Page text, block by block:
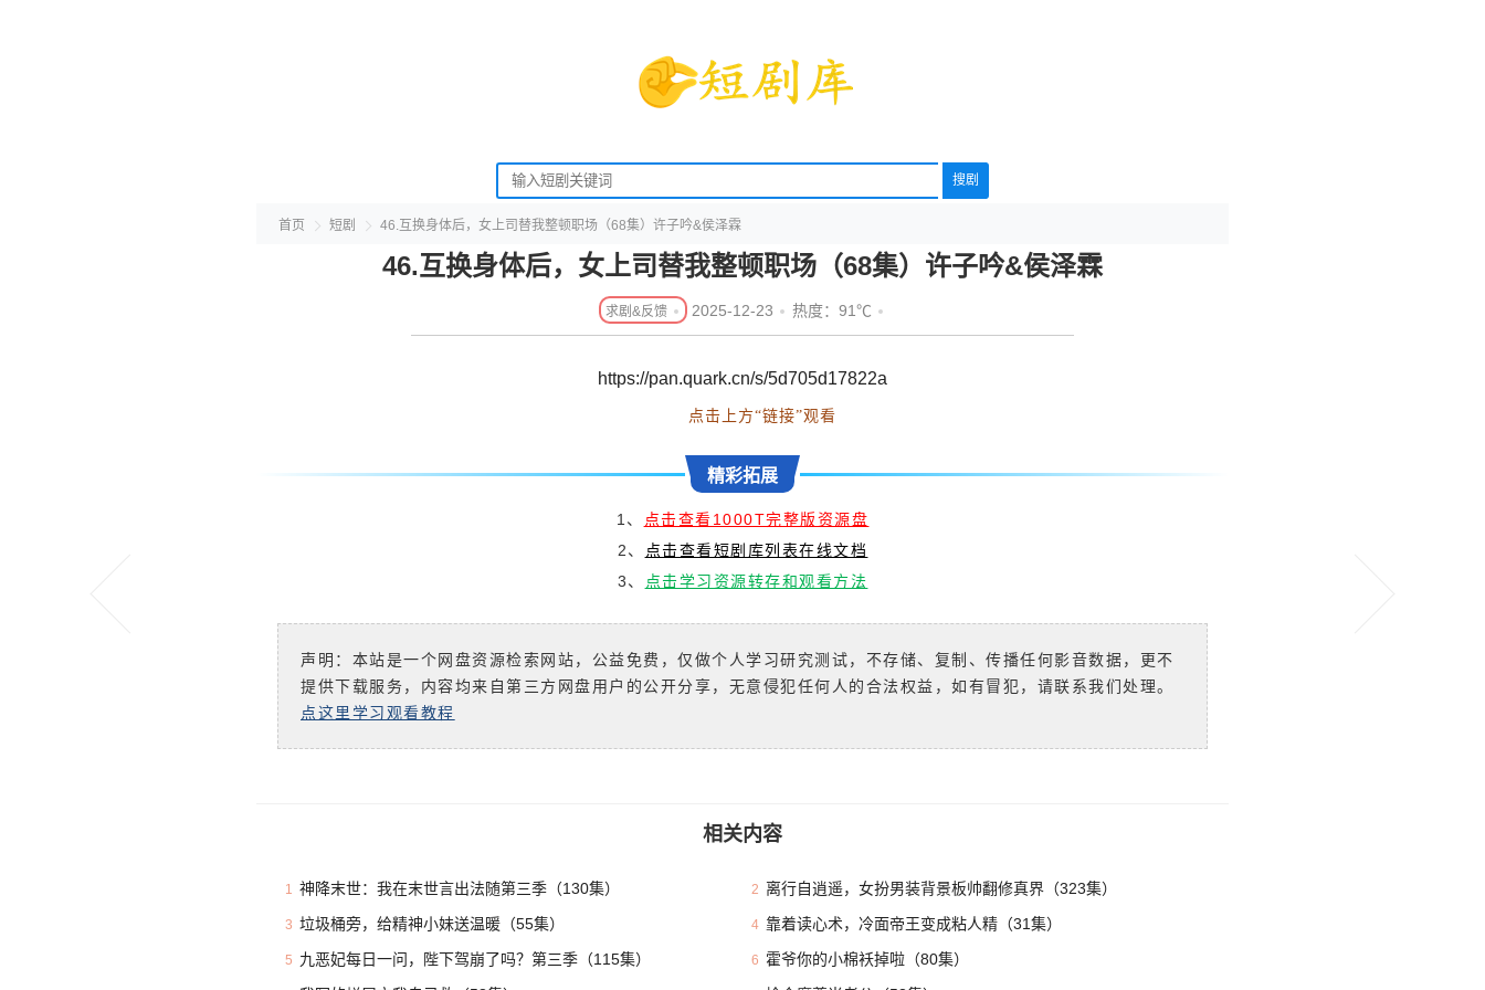
搜剧
首页 短剧 46.互换身体后，女上司替我整顿职场（68集）许子吟&侯泽霖
46.互换身体后，女上司替我整顿职场（68集）许子吟&侯泽霖
2025-12-23 热度：91℃
https://pan.quark.cn/s/5d705d17822a
点击上方“链接”观看
精彩拓展
1、 点击查看1000T完整版资源盘
2、 点击查看短剧库列表在线文档
3、 点击学习资源转存和观看方法
声明：本站是一个网盘资源检索网站，公益免费，仅做个人学习研究测试，不存储、复制、传播任何影音数据，更不
提供下载服务，内容均来自第三方网盘用户的公开分享，无意侵犯任何人的合法权益，如有冒犯，请联系我们处理。
点这里学习观看教程
相关内容
1 神降末世：我在末世言出法随第三季（130集） 2 离行自逍遥，女扮男装背景板帅翻修真界（323集）
3 垃圾桶旁，给精神小妹送温暖（55集） 4 靠着读心术，冷面帝王变成粘人精（31集）
5 九恶妃每日一问，陛下驾崩了吗？第三季（115集） 6 霍爷你的小棉袄掉啦（80集）